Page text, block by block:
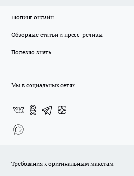
Шопинг онлайн
Обзорные статьи и пресс-релизы
Полезно знать
Мы в социальных сетях
Требования к оригинальным макетам